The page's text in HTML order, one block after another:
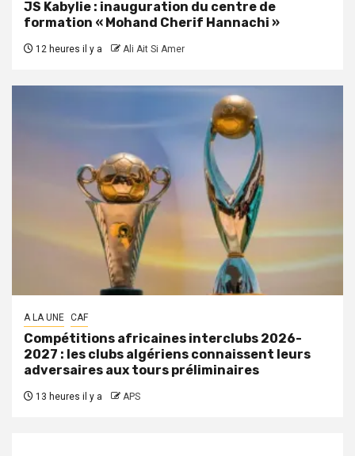
JS Kabylie : inauguration du centre de
formation « Mohand Cherif Hannachi »
12 heures il y a Ali Ait Si Amer
A LA UNE CAF
Compétitions africaines interclubs 2026-
2027 : les clubs algériens connaissent leurs
adversaires aux tours préliminaires
13 heures il y a APS